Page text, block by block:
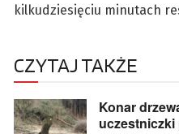
kilkudziesięciu minutach
CZYTAJ TAKŻE
Konar